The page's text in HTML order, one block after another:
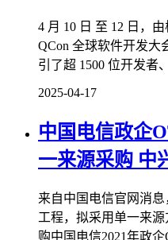
4 月 10 日 至 12 日，
QCon 全球软件开发大
引了超 1500 位开发者
2025-04-17
中国电信政企
一来源采购 中
来自中国电信官网消
工程，拟采用单一来
购中国电信2021年政